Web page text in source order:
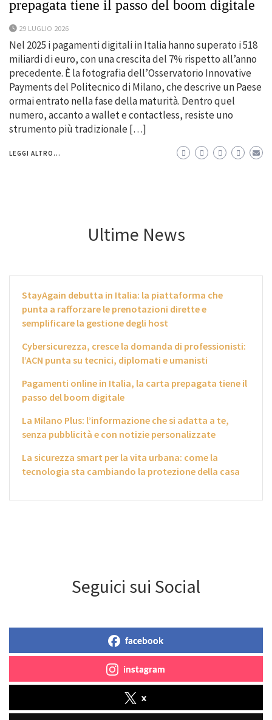
prepagata tiene il passo del boom digitale
29 LUGLIO 2026
Nel 2025 i pagamenti digitali in Italia hanno superato i 518
miliardi di euro, con una crescita del 7% rispetto all’anno
precedente. È la fotografia dell’Osservatorio Innovative
Payments del Politecnico di Milano, che descrive un Paese
ormai entrato nella fase della maturità. Dentro quel
numero, accanto a wallet e contactless, resiste uno
strumento più tradizionale […]
LEGGI ALTRO...
Ultime News
StayAgain debutta in Italia: la piattaforma che
punta a rafforzare le prenotazioni dirette e
semplificare la gestione degli host
Cybersicurezza, cresce la domanda di professionisti:
l’ACN punta su tecnici, diplomati e umanisti
Pagamenti online in Italia, la carta prepagata tiene il
passo del boom digitale
La Milano Plus: l’informazione che si adatta a te,
senza pubblicità e con notizie personalizzate
La sicurezza smart per la vita urbana: come la
tecnologia sta cambiando la protezione della casa
Seguici sui Social
facebook
instagram
x